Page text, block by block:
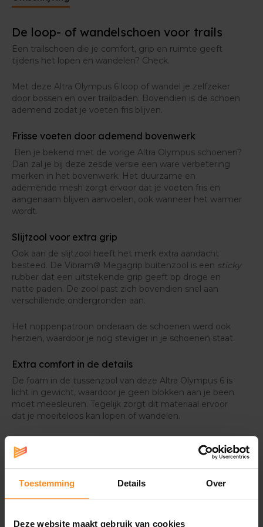
Toestemming Details Over
Deze website maakt gebruik van cookies
staat.
Extra comfort in de details
De foam in de tussenzool van deze Altra Olympus 6 is
licht in gewicht, waardoor je geen blokken aan je
ervoor dat je moeiteloos kan lopen of wandelen.
Om het af te maken, zorgt de premium Achilles
hielen.
De loop- of wandelschoen voor trails
Een trailschoen die je comfort, grip en ruimte geeft
tijdens het lopen en wandelen? Check.
Met deze Altra Olympus 6 loop of wandel je zelfzeker
door bossen en over trailpaden. Bovendien is de schoen
ademend zodat je voeten fris blijven.
Frisse voeten door ademend bovenwerk
Ben je bekend met de vorige Altra Olympus schoenen?
Dan zal je bij deze zesde versie een ware verbetering
merken in het bovenwerk. Het duurzame en
ademende mesh zorgt ervoor dat je voeten fris en
aangenaam blijven aanvoelen, ook wanneer het warmer
wordt.
Slijtzool voor extra grip
Ook aan de slijtzool heeft het merk extra aandacht
besteed. De Vibram® Megagrip buitenzool is een sticky
rubber dat een uitstekende grip geeft op droge en
natte paden. De zool past zich bovendien snel aan
verschillende ondergronden aan.
Het noppenpatroon onderaan de schoenen werd ook
herzien, waardoor je nog steviger in je schoenen staat.
Extra comfort in de details
De foam in de tussenzool van deze Altra Olympus 6 is
licht in gewicht, waardoor je geen blokken aan je been
moet meesleuren. Tegelijk zorgt dit materiaal ervoor
dat je moeiteloos kan lopen of wandelen.
voor een aangenaam zacht gevoel aan je hielen.